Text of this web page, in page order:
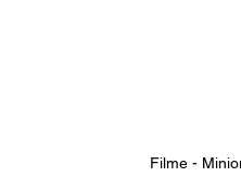
Filme -